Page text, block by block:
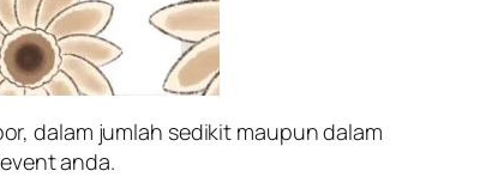
dalam jumlah sedikit maupun dalam
anda.